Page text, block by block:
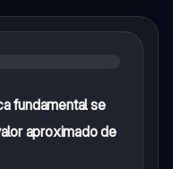
fundamental se
aproximado de